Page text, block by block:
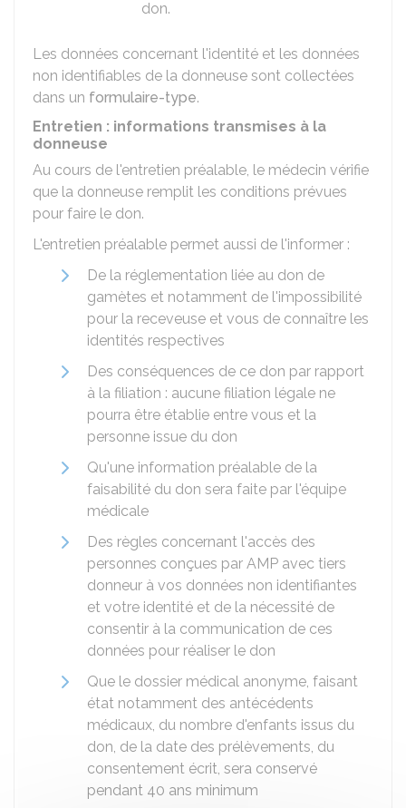
don.
Les données concernant l'identité et les données
non identifiables de la donneuse sont collectées
dans un formulaire-type.
Entretien : informations transmises à la
donneuse
Au cours de l'entretien préalable, le médecin vérifie
que la donneuse remplit les conditions prévues
pour faire le don.
L'entretien préalable permet aussi de l'informer :
De la réglementation liée au don de
gamètes et notamment de l'impossibilité
pour la receveuse et vous de connaître les
identités respectives
Des conséquences de ce don par rapport
à la filiation : aucune filiation légale ne
pourra être établie entre vous et la
personne issue du don
Qu'une information préalable de la
faisabilité du don sera faite par l'équipe
médicale
Des règles concernant l'accès des
personnes conçues par AMP avec tiers
donneur à vos données non identifiantes
et votre identité et de la nécessité de
consentir à la communication de ces
données pour réaliser le don
Que le dossier médical anonyme, faisant
état notamment des antécédents
médicaux, du nombre d'enfants issus du
don, de la date des prélèvements, du
consentement écrit, sera conservé
pendant 40 ans minimum